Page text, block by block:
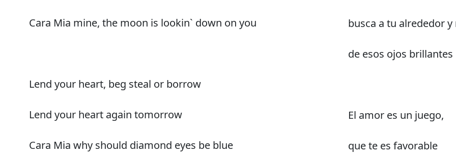
Cara Mia mine, the moon is lookin` down on you
Lend your heart, beg steal or borrow
Lend your heart again tomorrow
Cara Mia why should diamond eyes be blue
busca a tu alrededor
de esos ojos brillantes
El amor es un juego,
que te es favorable